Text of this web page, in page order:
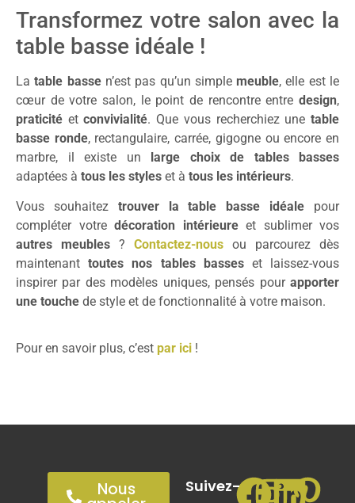
Transformez votre salon avec la
table basse idéale !
Latable bassen’est pas qu’un simple meuble, elle est le
cœur de votre salon, le point de rencontre entre design,
praticité etconvivialité. Que vous recherchiez unetable
basse ronde, rectangulaire, carrée, gigogne ou encore en
marbre, il existe un large choix de tables basses
adaptées à tous les styles et à tous les intérieurs.
Vous souhaitez trouver la table basse idéale pour
compléter votre décoration intérieureet sublimer vos
autres meubles ? Contactez-nous ou parcourez dès
maintenanttoutes nos tables basseset laissez-vous
inspirer par des modèles uniques, pensés pour apporter
une touche de style et de fonctionnalité à votre maison.
Pour en savoir plus, c’est par ici !
Nous
Suivez-